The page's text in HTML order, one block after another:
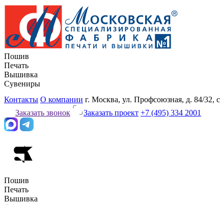
Пошив
Печать
Вышивка
Сувениры
Контакты О компании г. Москва, ул. Профсоюзная, д. 84/32,
Заказать звонок
Заказать проект +7 (495) 334 2001
Пошив
Печать
Вышивка